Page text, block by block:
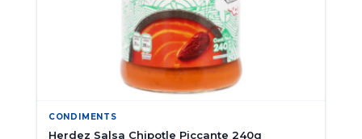
CONDIMENTS
Herdez Salsa Chipotle Piccante 240g